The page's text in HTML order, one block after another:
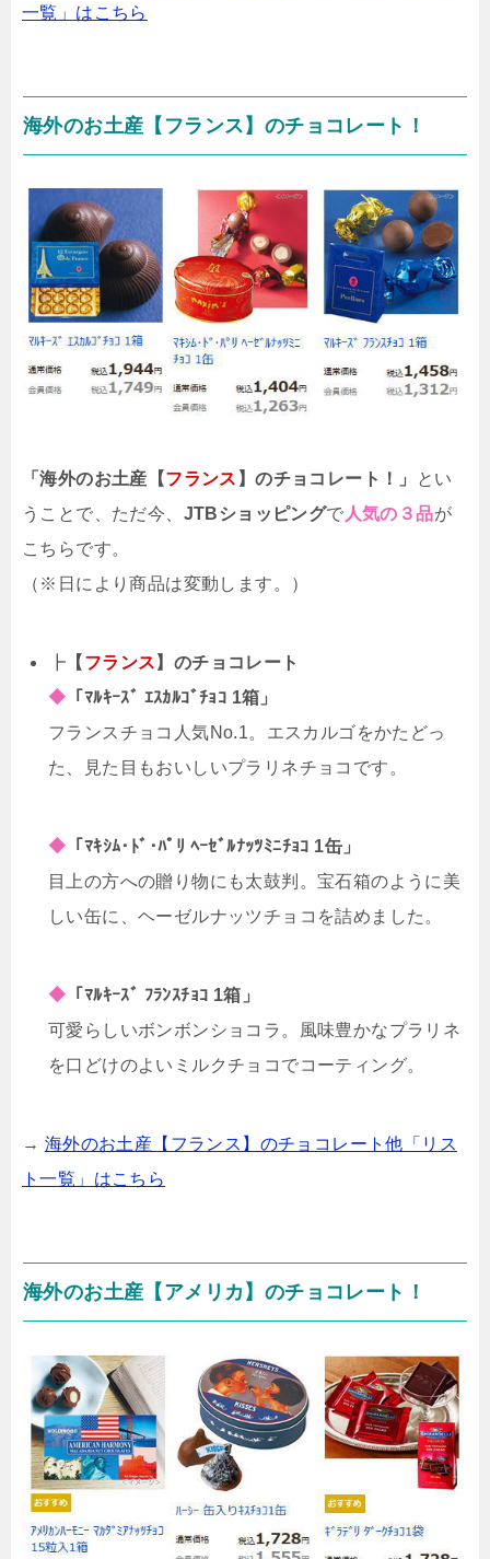
一覧」はこちら
海外のお土産【フランス】のチョコレート！
「海外のお土産【フランス 】のチョコレート！」
とい
うことで、ただ今、 JTBショッピングで 人気の３品が
こちらです。
（※日により商品は変動します。）
┣ 【 フランス 】のチョコレート
◆ 「ﾏﾙｷｰｽﾞ ｴｽｶﾙｺﾞﾁｮｺ 1箱」
フランスチョコ人気No.1。エスカルゴをかたどっ
た、見た目もおいしいプラリネチョコです。
◆ 「ﾏｷｼﾑ･ﾄﾞ･ﾊﾟﾘ ﾍｰｾﾞﾙﾅｯﾂﾐﾆﾁｮｺ 1缶」
目上の方への贈り物にも太鼓判。宝石箱のように美
しい缶に、ヘーゼルナッツチョコを詰めました。
◆ 「ﾏﾙｷｰｽﾞ ﾌﾗﾝｽﾁｮｺ 1箱」
可愛らしいボンボンショコラ。風味豊かなプラリネ
を口どけのよいミルクチョコでコーティング。
→ 海外のお土産【フランス】のチョコレート他「リス
ト一覧」はこちら
海外のお土産【アメリカ】のチョコレート！